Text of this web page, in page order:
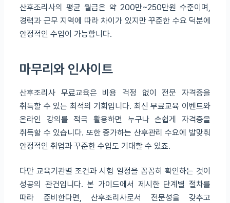
산후조리사의 평균 월급은 약 200만~250만원 수준이며,
경력과 근무 지역에 따라 차이가 있지만 꾸준한 수요 덕분에
안정적인 수입이 가능합니다.
마무리와 인사이트
산후조리사 무료교육은 비용 걱정 없이 전문 자격증을
취득할 수 있는 최적의 기회입니다. 최신 무료교육 이벤트와
온라인 강의를 적극 활용하면 누구나 손쉽게 자격증을
취득할 수 있습니다. 또한 증가하는 산후관리 수요에 발맞춰
안정적인 취업과 꾸준한 수입도 기대할 수 있죠.
다만 교육기관별 조건과 시험 일정을 꼼꼼히 확인하는 것이
성공의 관건입니다. 본 가이드에서 제시한 단계별 절차를
따라 준비한다면, 산후조리사로서 전문성을 갖추고